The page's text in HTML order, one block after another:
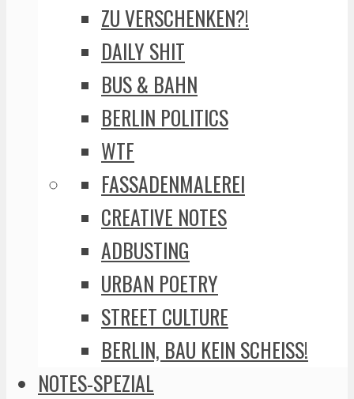
ZU VERSCHENKEN?!
DAILY SHIT
BUS & BAHN
BERLIN POLITICS
WTF
FASSADENMALEREI
CREATIVE NOTES
ADBUSTING
URBAN POETRY
STREET CULTURE
BERLIN, BAU KEIN SCHEISS!
NOTES-SPEZIAL